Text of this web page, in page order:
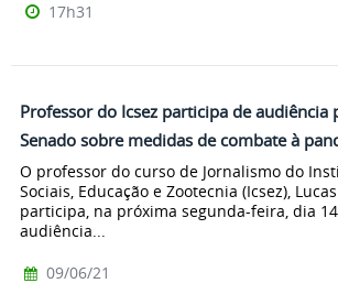
17h31
Professor do Icsez participa de audiência
Senado sobre medidas de combate à
O professor do curso de Jornalismo do
Sociais, Educação e Zootecnia (Icsez),
participa, na próxima segunda-feira, dia
audiência...
09/06/21